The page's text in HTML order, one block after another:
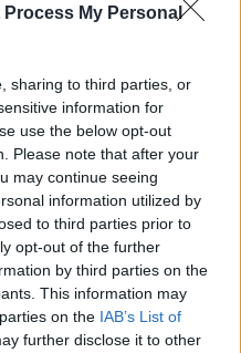
Process My Personal
sharing to third parties, or
information for
use the below opt-out
Please note that after your
may continue seeing
information utilized by
to third parties prior to
opt-out of the further
by third parties on the
This information may
on the IAB’s List of
further disclose it to other